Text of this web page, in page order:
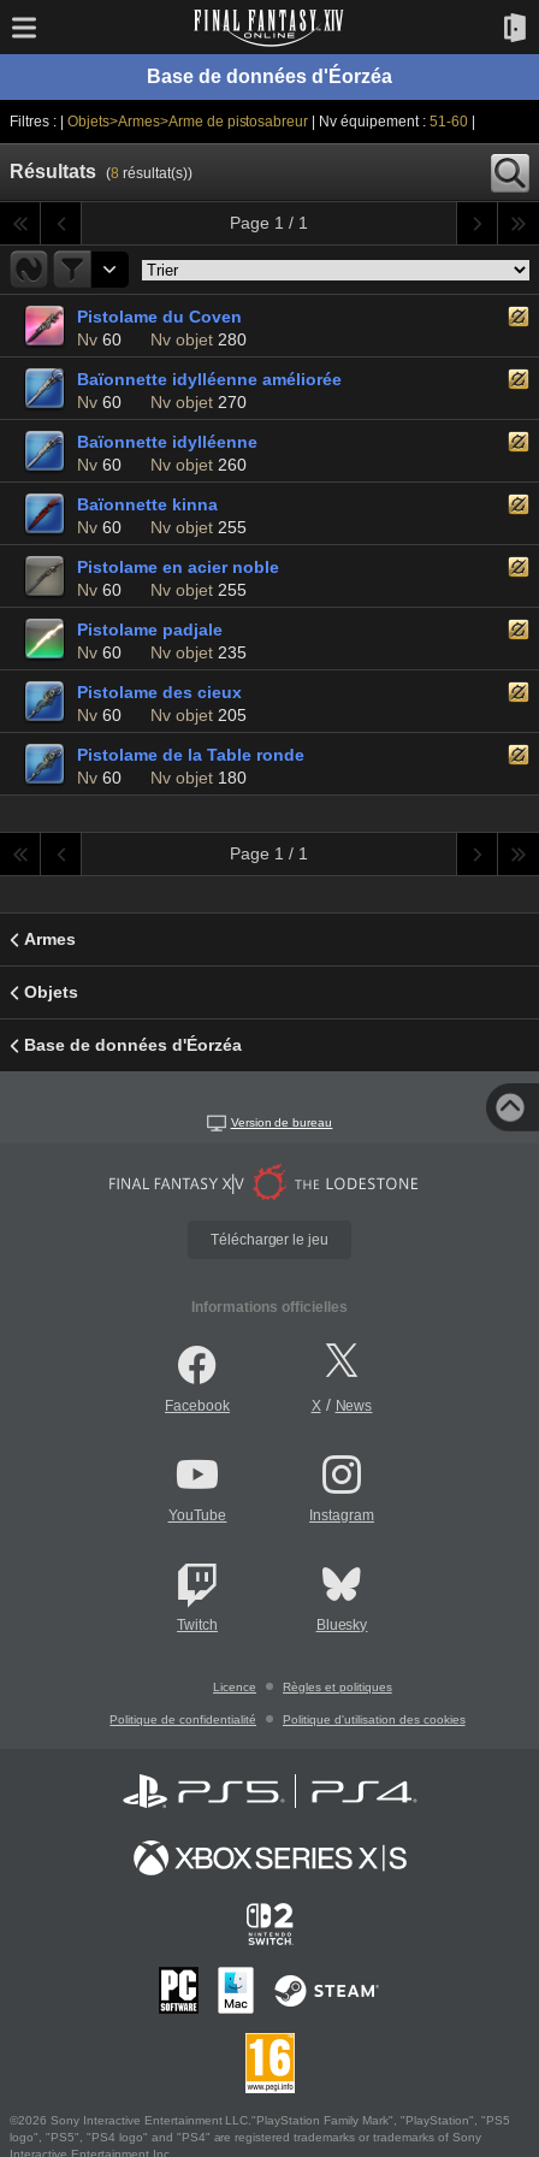
Base de données d'Éorzéa
Filtres : | Objets>Armes>Arme de pistosabreur | Nv équipement :51-60
Résultats (8 résultat(s))
Page 1 / 1
Pistolame du Coven
Nv 60 Nv objet 280
Baïonnette idylléenne améliorée
Nv 60 Nv objet 270
Baïonnette idylléenne
Nv 60 Nv objet 260
Baïonnette kinna
Nv 60 Nv objet 255
Pistolame en acier noble
Nv 60 Nv objet 255
Pistolame padjale
Nv 60 Nv objet 235
Pistolame des cieux
Nv 60 Nv objet 205
Pistolame de la Table ronde
Nv 60 Nv objet 180
Page 1 / 1
Armes
Objets
Base de données d'Éorzéa
Version de bureau
Télécharger le jeu
Informations officielles
Facebook X/ News
YouTube Instagram
Twitch Bluesky
Licence Règles et politiques
Politique de confidentialité Politique d'utilisation des cookies
©2026 Sony Interactive Entertainment LLC."PlayStation Family Mark", "PlayStation", "PS5
logo", "PS5", "PS4 logo" and "PS4" are registered trademarks or trademarks of Sony
Interactive Entertainment Inc.